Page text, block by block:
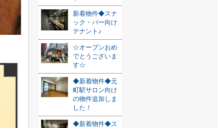
新着物件◆スナ
ック・バー向け
テナント♪
☆オープンおめ
でとうございま
す☆
◆新着物件◆元
町駅サロン向け
の物件追加しま
した！
◆新着物件◆ス